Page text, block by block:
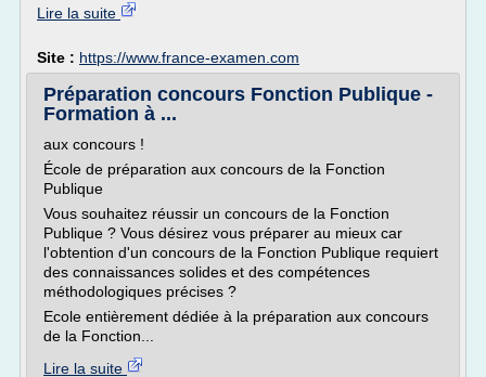
Lire la suite
Site : https://www.france-examen.com
Préparation concours Fonction Publique -
Formation à ...
aux concours !
École de préparation aux concours de la Fonction
Publique
Vous souhaitez réussir un concours de la Fonction
Publique ? Vous désirez vous préparer au mieux car
l'obtention d'un concours de la Fonction Publique requiert
des connaissances solides et des compétences
méthodologiques précises ?
Ecole entièrement dédiée à la préparation aux concours
de la Fonction...
Lire la suite